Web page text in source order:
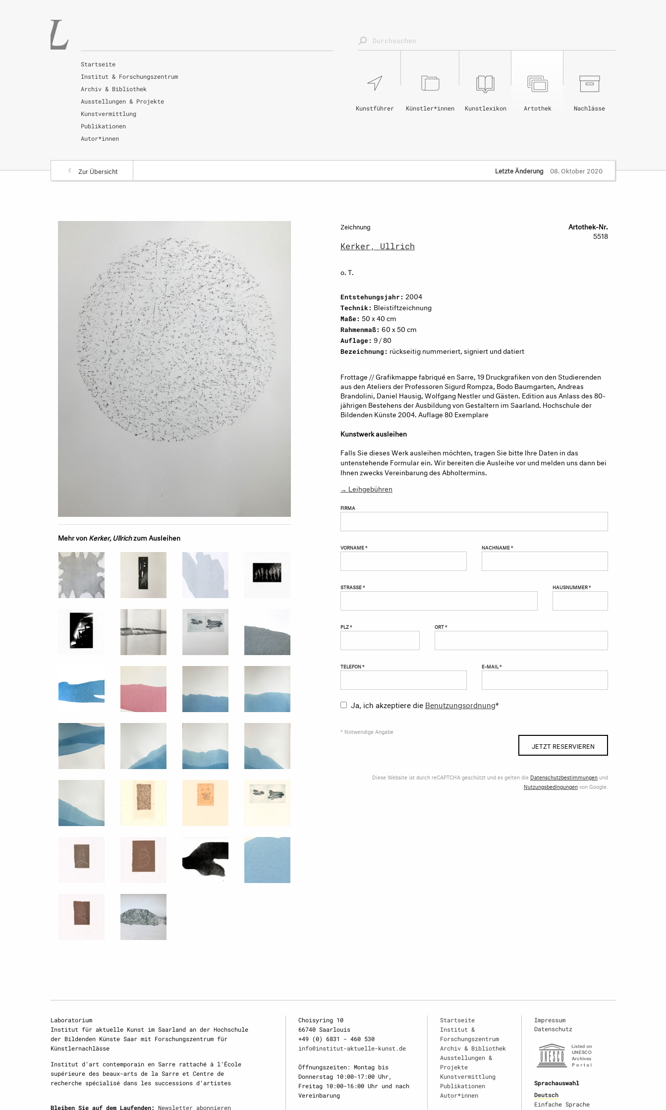
Startseite
Institut & Forschungszentrum
Archiv & Bibliothek
Ausstellungen & Projekte
Kunstvermittlung
Publikationen
Autor*innen
Nachlässe
Artothek
Kunstlexikon
Künstler*innen
Kunstführer
Zur Übersicht Letzte Änderung 08. Oktober 2020
Mehr vonKerker, Ullrichzum Ausleihen
Zeichnung
Kerker, Ullrich
o. T.
Artothek-Nr.
5518
Entstehungsjahr: 2004
Technik: Bleistiftzeichnung
Maße: 50 x 40 cm
Rahmenmaß: 60 x 50 cm
Auflage: 9 / 80
Bezeichnung: rückseitig nummeriert, signiert und datiert
Frottage // Grafikmappe fabriqué en Sarre, 19 Druckgrafiken von den Studierenden
aus den Ateliers der Professoren Sigurd Rompza, Bodo Baumgarten, Andreas
Brandolini, Daniel Hausig, Wolfgang Nestler und Gästen. Edition aus Anlass des 80-
jährigen Bestehens der Ausbildung von Gestaltern im Saarland. Hochschule der
Bildenden Künste 2004. Auflage 80 Exemplare
Kunstwerk ausleihen
Falls Sie dieses Werk ausleihen möchten, tragen Sie bitte Ihre Daten in das
untenstehende Formular ein. Wir bereiten die Ausleihe vor und melden uns dann bei
Ihnen zwecks Vereinbarung des Abholtermins.
→ Leihgebühren
FIRMA
VORNAME * NACHNAME *
STRASSE * HAUSNUMMER *
PLZ * ORT *
TELEFON * E-MAIL *
Ja, ich akzeptiere die Benutzungsordnung*
* Notwendige Angabe
JETZT RESERVIEREN
Diese Website ist durch reCAPTCHA geschützt und es gelten die Datenschutzbestimmungen und
Nutzungsbedingungenvon Google.
Laboratorium
Institut für aktuelle Kunst im Saarland an der Hochschule
der Bildenden Künste Saar mit Forschungszentrum für
Künstlernachlässe
Institut d‘art contemporain en Sarre rattaché à l‘École
supérieure des beaux-arts de la Sarre et Centre de
recherche spécialisé dans les successions d‘artistes
Bleiben Sie auf dem Laufenden: Newsletter abonnieren
Choisyring 10
66740 Saarlouis
+49 (0) 6831 - 460 530
info@institut-aktuelle-kunst.de
Öffnungszeiten: Montag bis
Donnerstag 10:00-17:00 Uhr,
Freitag 10:00-16:00 Uhr und nach
Vereinbarung
Startseite
Institut &
Forschungszentrum
Archiv & Bibliothek
Ausstellungen &
Projekte
Kunstvermittlung
Publikationen
Autor*innen
Impressum
Datenschutz
Sprachauswahl
Deutsch
Einfache Sprache